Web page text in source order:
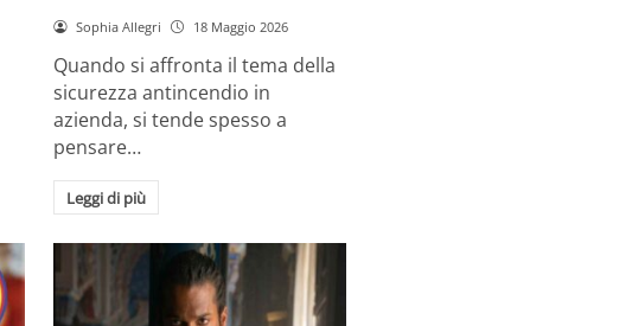
Sophia Allegri 18 Maggio 2026
Quando si affronta il tema della
sicurezza antincendio in
azienda, si tende spesso a
pensare…
Leggi di più